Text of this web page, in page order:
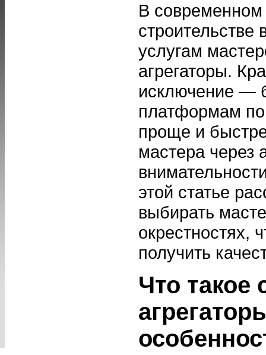
В
строительстве
услугам
агрегаторы.
исключение —
платформам
проще и
мастера через
этой статье
выбирать
окрестностях,
получить
Что такое